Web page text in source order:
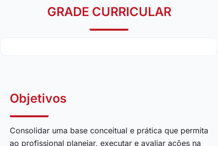
GRADE CURRICULAR
Objetivos
Consolidar uma base conceitual e prática que permita
ao profissional planejar, executar e avaliar ações na